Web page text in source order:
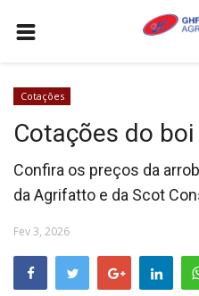
AGRONEGÓCIOS
LEILÕES
FEIRAS E EVENTOS
COMO ANUNCIAR
Cotações
Cotações do
Confira os preços da
da Agrifatto e da Scot
Fev 3, 2026